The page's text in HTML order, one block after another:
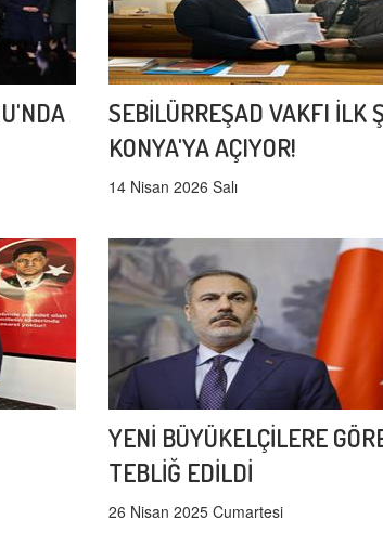
SEBİLÜRREŞAD VAKFI İLK
KONYA'YA AÇIYOR!
14 Nisan 2026 Salı
YENİ BÜYÜKELÇİLERE
TEBLİĞ EDİLDİ
26 Nisan 2025 Cumartesi